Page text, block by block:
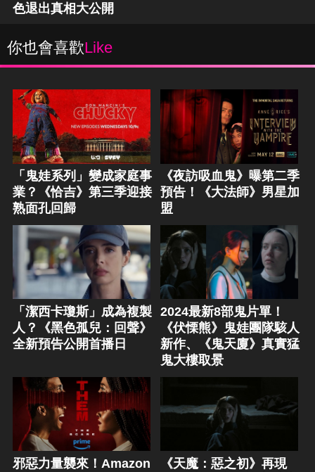
色退出真相大公開
你也會喜歡Like
「鬼娃系列」變成家庭事
業？《恰吉》第三季迎接
熟面孔回歸
《夜訪吸血鬼》曝第二季
預告！《大法師》男星加
盟
「潔西卡瓊斯」成為複製
人？《黑色孤兒：回聲》
全新預告公開首播日
2024最新8部鬼片單！
《伏慄熊》鬼娃團隊駭人
新作、《鬼天廈》真實猛
鬼大樓取景
邪惡力量襲來！Amazon
《天魔：惡之初》再現